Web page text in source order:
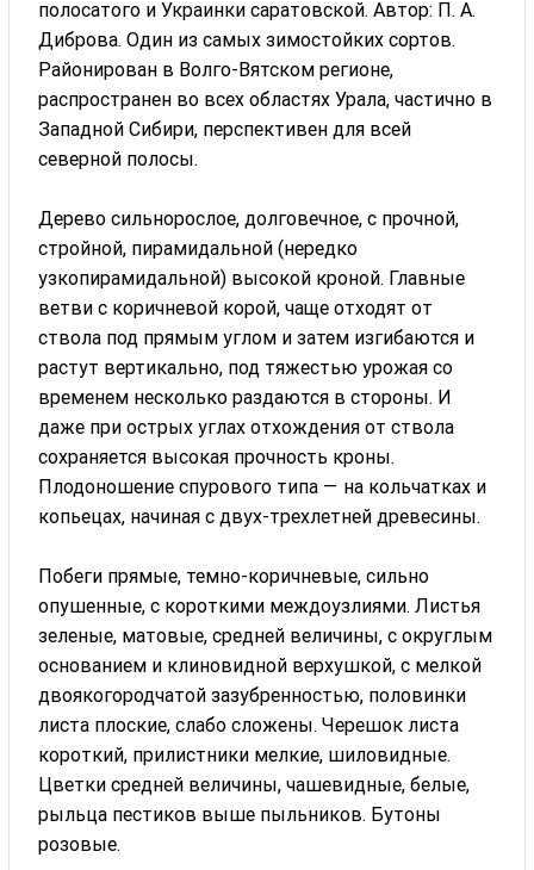
полосатого и Украинки саратовской. Автор: П. А.
Диброва. Один из самых зимостойких сортов.
Районирован в Волго-Вятском регионе,
распространен во всех областях Урала, частично в
Западной Сибири, перспективен для всей
северной полосы.
Дерево сильнорослое, долговечное, с прочной,
стройной, пирамидальной (нередко
узкопирамидальной) высокой кроной. Главные
ветви с коричневой корой, чаще отходят от
ствола под прямым углом и затем изгибаются и
растут вертикально, под тяжестью урожая со
временем несколько раздаются в стороны. И
даже при острых углах отхождения от ствола
сохраняется высокая прочность кроны.
Плодоношение спурового типа — на кольчатках и
копьецах, начиная с двух-трехлетней древесины.
Побеги прямые, темно-коричневые, сильно
опушенные, с короткими междоузлиями. Листья
зеленые, матовые, средней величины, с округлым
основанием и клиновидной верхушкой, с мелкой
двоякогородчатой зазубренностью, половинки
листа плоские, слабо сложены. Черешок листа
короткий, прилистники мелкие, шиловидные.
Цветки средней величины, чашевидные, белые,
рыльца пестиков выше пыльников. Бутоны
розовые.